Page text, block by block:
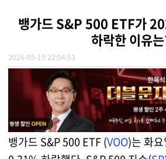
뱅가드 S&P 500 ETF가
하락한 이유
2026-05-19 22:04:53
뱅가드 S&P 500 ETF (VOO)는 화